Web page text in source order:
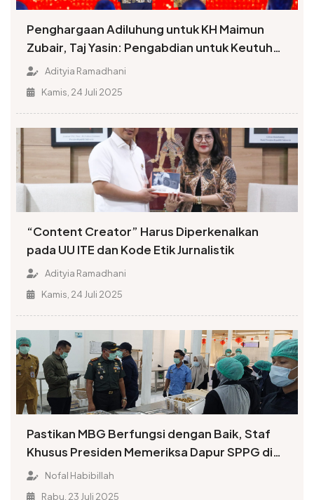
Penghargaan Adiluhung untuk KH Maimun
Zubair, Taj Yasin: Pengabdian untuk Keutuhan
Indonesia
Adityia Ramadhani
Kamis, 24 Juli 2025
“Content Creator” Harus Diperkenalkan
pada UU ITE dan Kode Etik Jurnalistik
Adityia Ramadhani
Kamis, 24 Juli 2025
Pastikan MBG Berfungsi dengan Baik, Staf
Khusus Presiden Memeriksa Dapur SPPG di
Demak
Nofal Habibillah
Rabu, 23 Juli 2025